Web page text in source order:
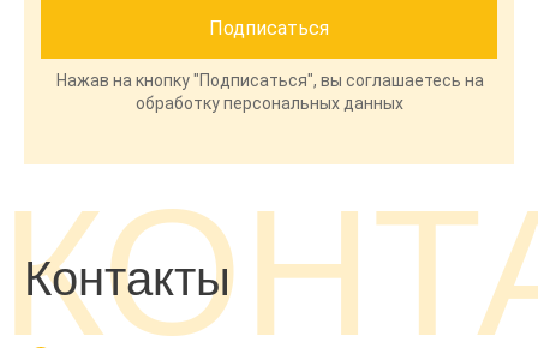
Нажав на кнопку "Подписаться", вы соглашаетесь на
обработку персональных данных
Контакты